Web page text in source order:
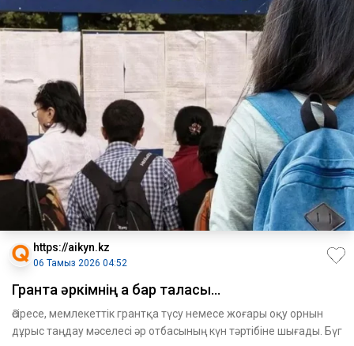
https://aikyn.kz
06 Тамыз 2026 04:52
Грантқа әркімнің ақ бар таласы...
Әсіресе, мемлекеттік грантқа түсу немесе жоғары оқу орнын
дұрыс таңдау мәселесі әр отбасының күн тәртібіне шығады. Бүг